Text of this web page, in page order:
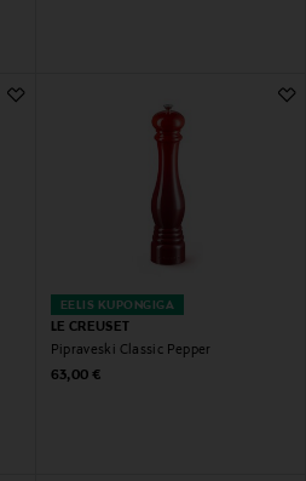
EELIS KUPONGIGA
LE CREUSET
Pipraveski Classic Pepper
Original Price
63,00 €